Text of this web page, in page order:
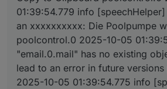
eine Existenzprüfung
Adapters vor dem
2025-10-05
poolcontrol.0
2025-10-05
poolcontrol.0
01:39:54.779 info
an xxxxxxxxxx: Die Poolpumpe
poolcontrol.0 2025-10-05
"email.0.mail" has no existing
lead to an error in future
2025-10-05 01:39:54.775 info